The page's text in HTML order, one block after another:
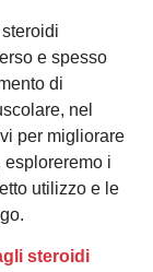
e spesso
di
nel
per migliorare
esploreremo i
utilizzo e le
steroidi